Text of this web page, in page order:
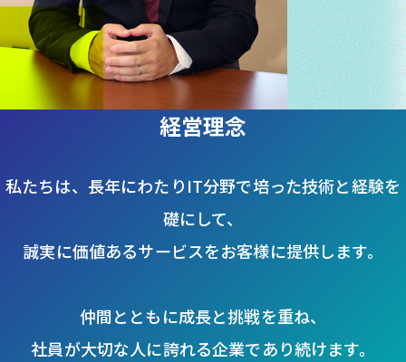
経営理念
私たちは、長年にわたりIT分野で培った技術と経験を
礎にして、
誠実に価値あるサービスをお客様に提供します。
仲間とともに成長と挑戦を重ね、
社員が大切な人に誇れる企業であり続けます。